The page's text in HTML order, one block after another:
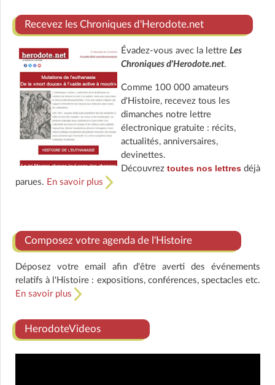
Recevez les Chroniques d'Herodote.net
Évadez-vous avec la lettre Les
Chroniques d'Herodote.net.
Comme 100 000 amateurs
d'Histoire, recevez tous les
dimanches notre lettre
électronique gratuite : récits,
actualités, anniversaires,
devinettes.
Découvrez toutes nos lettresdéjà
parues. En savoir plus
Composez votre agenda de l'Histoire
Déposez votre email afin d'être averti des événements
relatifs à l'Histoire : expositions, conférences, spectacles etc.
En savoir plus
HerodoteVideos